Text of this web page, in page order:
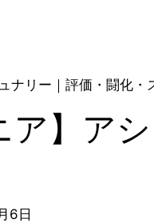
ナリー｜評価・闘化
ア】ア
6日